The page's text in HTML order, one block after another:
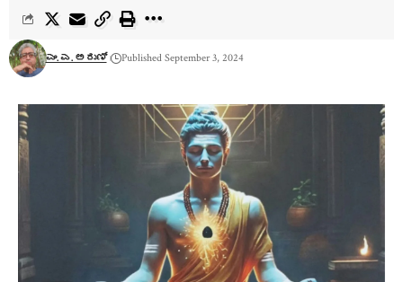
ಎಂ. ಎ. ಅರುಣ್ Published September 3, 2024